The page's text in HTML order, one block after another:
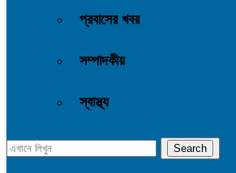
প্রবাসের খবর
সম্পাদকীয়
স্বাস্থ্য